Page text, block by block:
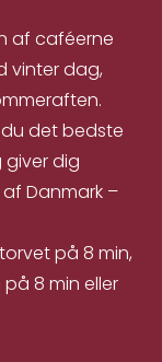
af caféerne
vinter dag,
det bedste
giver dig
Danmark –
på 8 min,
8 min eller